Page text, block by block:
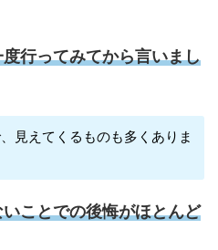
度行ってみてから言いまし
見えてくるものも多くありま
ことでの後悔がほとんど